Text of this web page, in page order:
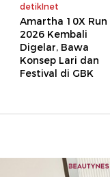
detikInet
Amartha 10X Run
2026 Kembali
Digelar, Bawa
Konsep Lari dan
Festival di GBK